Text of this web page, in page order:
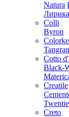
Natura
Лирика
Colli
Byron
Cotto
Black-
Creatile
Creto